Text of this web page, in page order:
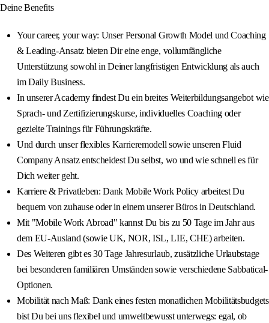
Deine Benefits
Your career, your way: Unser Personal Growth Model und Coaching
& Leading-Ansatz bieten Dir eine enge, vollumfängliche
Unterstützung sowohl in Deiner langfristigen Entwicklung als auch
im Daily Business.
In unserer Academy findest Du ein breites Weiterbildungsangebot wie
Sprach- und Zertifizierungskurse, individuelles Coaching oder
gezielte Trainings für Führungskräfte.
Und durch unser flexibles Karrieremodell sowie unseren Fluid
Company Ansatz entscheidest Du selbst, wo und wie schnell es für
Dich weiter geht.
Karriere & Privatleben: Dank Mobile Work Policy arbeitest Du
bequem von zuhause oder in einem unserer Büros in Deutschland.
Mit "Mobile Work Abroad" kannst Du bis zu 50 Tage im Jahr aus
dem EU-Ausland (sowie UK, NOR, ISL, LIE, CHE) arbeiten.
Des Weiteren gibt es 30 Tage Jahresurlaub, zusätzliche Urlaubstage
bei besonderen familiären Umständen sowie verschiedene Sabbatical-
Optionen.
Mobilität nach Maß: Dank eines festen monatlichen Mobilitätsbudgets
bist Du bei uns flexibel und umweltbewusst unterwegs: egal, ob